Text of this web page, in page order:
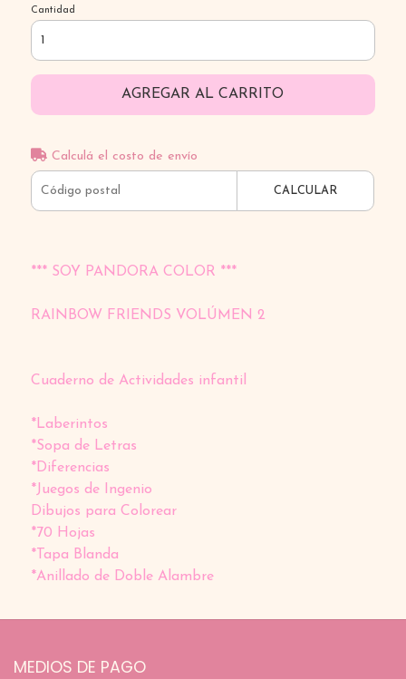
Cantidad
AGREGAR AL CARRITO
Calculá el costo de envío
CALCULAR
*** SOY PANDORA COLOR ***
RAINBOW FRIENDS VOLÚMEN 2
Cuaderno de Actividades infantil
*Laberintos
*Sopa de Letras
*Diferencias
*Juegos de Ingenio
Dibujos para Colorear
*70 Hojas
*Tapa Blanda
*Anillado de Doble Alambre
MEDIOS DE PAGO